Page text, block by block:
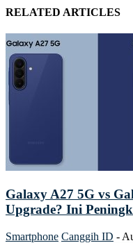
RELATED ARTICLES
Galaxy A27 5G vs
Upgrade? Ini
Smartphone Canggih ID -